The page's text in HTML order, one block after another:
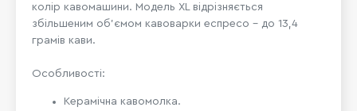
колір кавомашини. Модель XL відрізняється
збільшеним об'ємом кавоварки еспресо - до 13,4
грамів кави.
Особливості:
Керамічна кавомолка.